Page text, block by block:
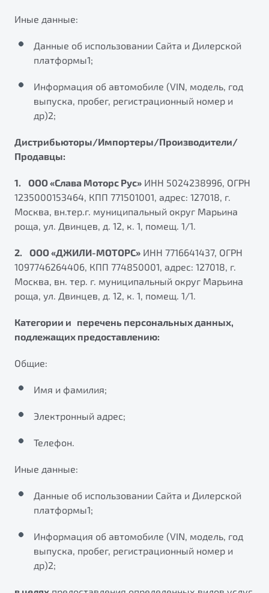
от 2 499 990 ₽*
Иные данные:
Данные об использовании Сайта и Дилерской
платформы1;
Информация об автомобиле (VIN, модель, год
выпуска, пробег, регистрационный номер и
др)2;
Дистрибьюторы/Импортеры/Производители/
Продавцы:
1. ООО «Слава Моторс Рус» ИНН 5024238996, ОГРН
1235000153464, КПП 771501001, адрес: 127018, г.
Москва, вн.тер.г. муниципальный округ Марьина
роща, ул. Двинцев, д. 12, к. 1, помещ. 1/1.
2. ООО «ДЖИЛИ-МОТОРС» ИНН 7716641437, ОГРН
1097746264406, КПП 774850001, адрес: 127018, г.
Москва, вн. тер. г. муниципальный округ Марьина
роща, ул. Двинцев, д. 12, к. 1, помещ. 1/1.
Категории и перечень персональных данных,
подлежащих предоставлению:
Общие:
Имя и фамилия;
Электронный адрес;
Телефон.
Иные данные:
Данные об использовании Сайта и Дилерской
платформы1;
Информация об автомобиле (VIN, модель, год
выпуска, пробег, регистрационный номер и
др)2;